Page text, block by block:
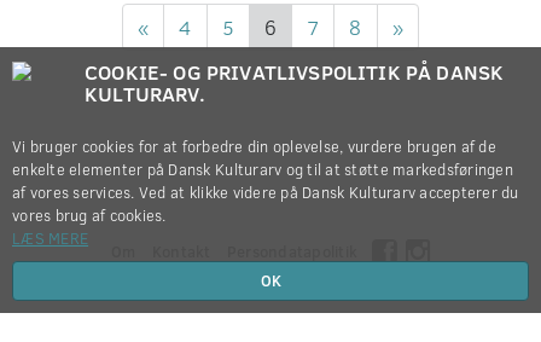
« 4 5 6 7 8 »
Copyright © 2012-2026
COOKIE- OG PRIVATLIVSPOLITIK PÅ DANSK
KULTURARV.
Vi bruger cookies for at forbedre din oplevelse, vurdere brugen af de
enkelte elementer på Dansk Kulturarv og til at støtte markedsføringen
af vores services. Ved at klikke videre på Dansk Kulturarv accepterer du
vores brug af cookies.
LÆS MERE
OK